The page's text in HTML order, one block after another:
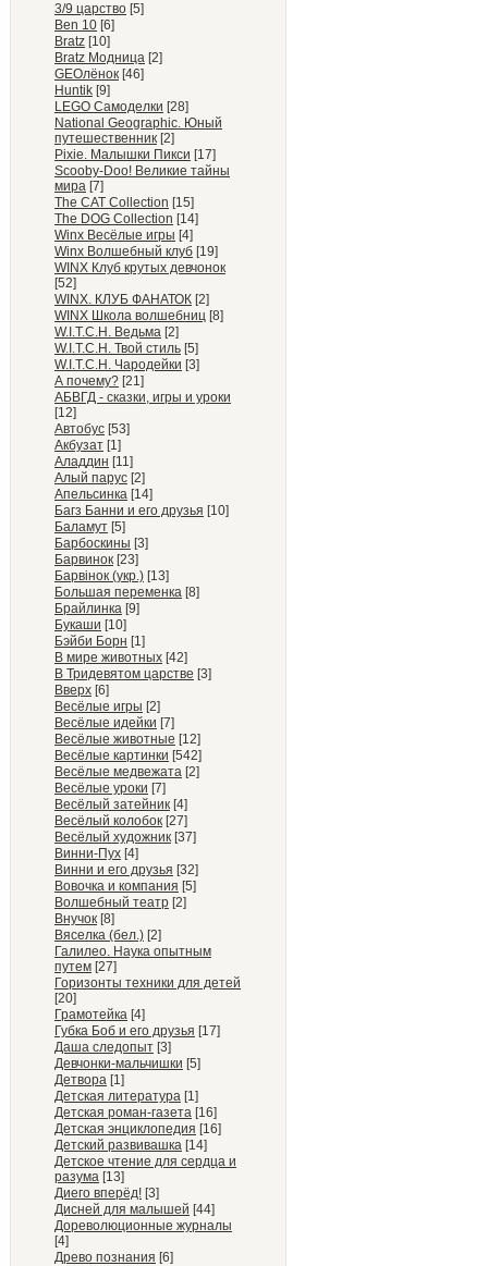
3/9 царство [5]
Ben 10 [6]
Bratz [10]
Bratz Модница [2]
GEOлёнок [46]
Huntik [9]
LEGO Самоделки [28]
National Geographic. Юный
путешественник [2]
Pixie. Малышки Пикси [17]
Scooby-Doo! Великие тайны
мира [7]
The CAT Collection [15]
The DOG Collection [14]
Winx Весёлые игры [4]
Winx Волшебный клуб [19]
WINX Клуб крутых девчонок
[52]
WINX. КЛУБ ФАНАТОК [2]
WINX Школа волшебниц [8]
W.I.T.C.H. Ведьма [2]
W.I.T.C.H. Твой стиль [5]
W.I.T.C.H. Чародейки [3]
А почему? [21]
АБВГД - сказки, игры и уроки
[12]
Автобус [53]
Акбузат [1]
Аладдин [11]
Алый парус [2]
Апельсинка [14]
Багз Банни и его друзья [10]
Баламут [5]
Барбоскины [3]
Барвинок [23]
Барвiнок (укр.) [13]
Большая переменка [8]
Брайлинка [9]
Букаши [10]
Бэйби Борн [1]
В мире животных [42]
В Тридевятом царстве [3]
Вверх [6]
Весёлые игры [2]
Весёлые идейки [7]
Весёлые животные [12]
Весёлые картинки [542]
Весёлые медвежата [2]
Весёлые уроки [7]
Весёлый затейник [4]
Весёлый колобок [27]
Весёлый художник [37]
Винни-Пух [4]
Винни и его друзья [32]
Вовочка и компания [5]
Волшебный театр [2]
Внучок [8]
Вяселка (бел.) [2]
Галилео. Наука опытным
путем [27]
Горизонты техники для детей
[20]
Грамотейка [4]
Губка Боб и его друзья [17]
Даша следопыт [3]
Девчонки-мальчишки [5]
Детвора [1]
Детская литература [1]
Детская роман-газета [16]
Детская энциклопедия [16]
Детский развивашка [14]
Детское чтение для сердца и
разума [13]
Диего вперёд! [3]
Дисней для малышей [44]
Дореволюционные журналы
[4]
Древо познания [6]